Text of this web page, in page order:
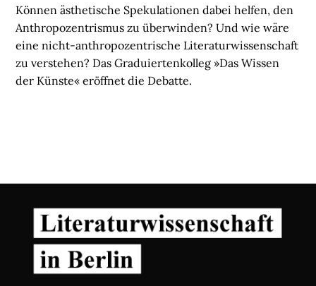
Können ästhetische Spekulationen dabei helfen, den
Anthropozentrismus zu überwinden? Und wie wäre
eine nicht-anthropozentrische Literaturwissenschaft
zu verstehen? Das Graduiertenkolleg »Das Wissen
der Künste« eröffnet die Debatte.